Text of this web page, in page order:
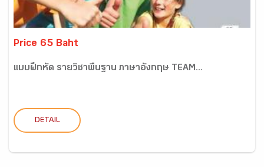
Price 65 Baht
แบบฝึกหัด รายวิชาพื้นฐาน ภาษาอังกฤษ TEAM...
DETAIL